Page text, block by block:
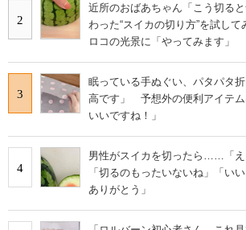
2
近所のおばあちゃん「こう切る
わった“スイカの切り方”を試
ロコの光景に「やってみます」
3
眠っている手ぬぐい、パタパタ
高です」 予想外の便利アイテ
いいですね！」
4
男性がスイカを切ったら……「
「切るのもったいないね」「い
ありがとう」